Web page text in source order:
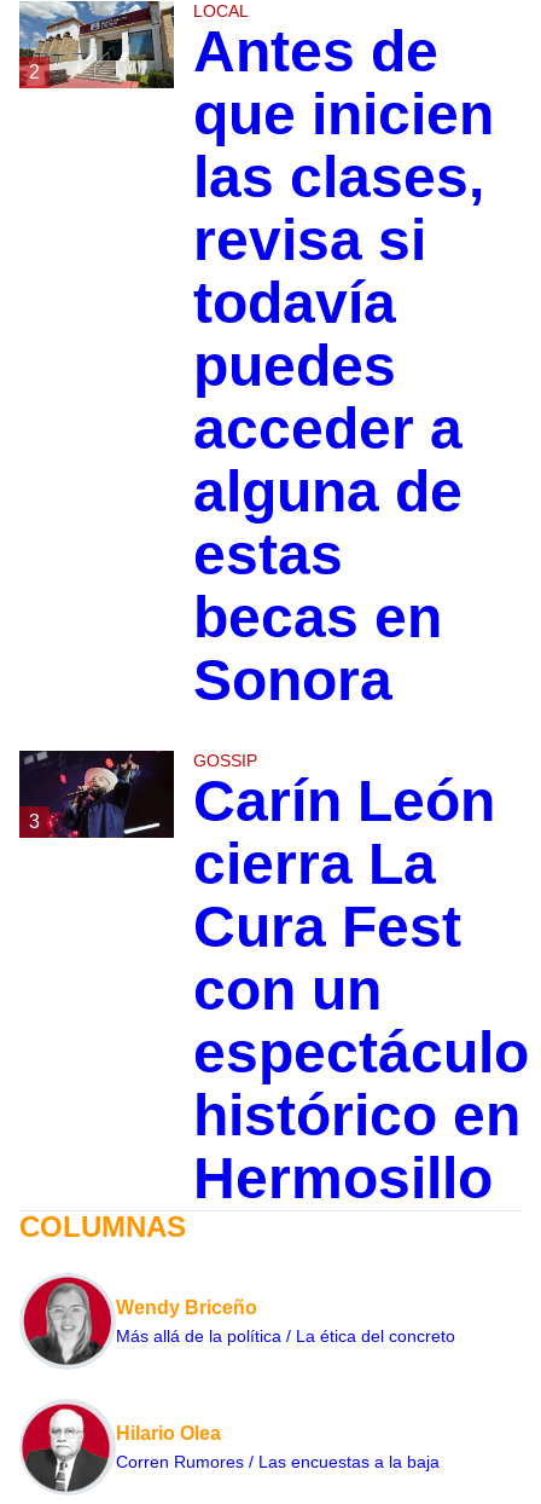
2
LOCAL
Antes de
que inicien
las clases,
revisa si
todavía
puedes
acceder a
alguna de
estas
becas en
Sonora
3
GOSSIP
Carín León
cierra La
Cura Fest
con un
espectáculo
histórico en
Hermosillo
COLUMNAS
Wendy Briceño
Más allá de la política / La ética del concreto
Hilario Olea
Corren Rumores / Las encuestas a la baja